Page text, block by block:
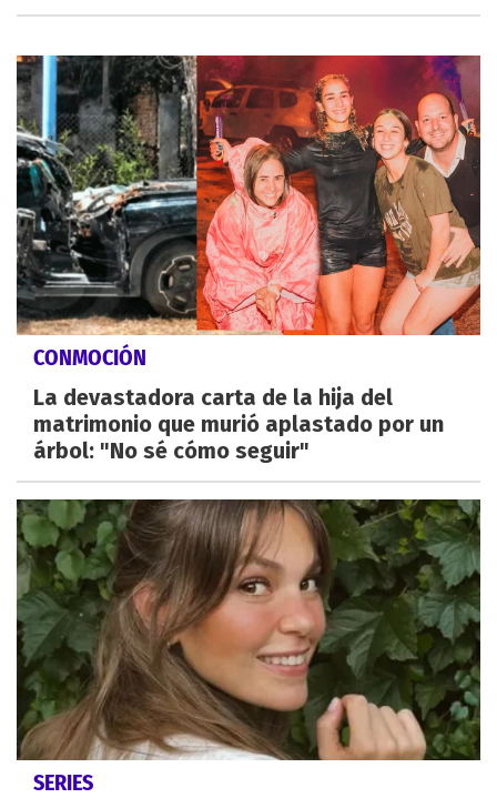
CONMOCIÓN
La devastadora carta de la hija del
matrimonio que murió aplastado por un
árbol: "No sé cómo seguir"
SERIES